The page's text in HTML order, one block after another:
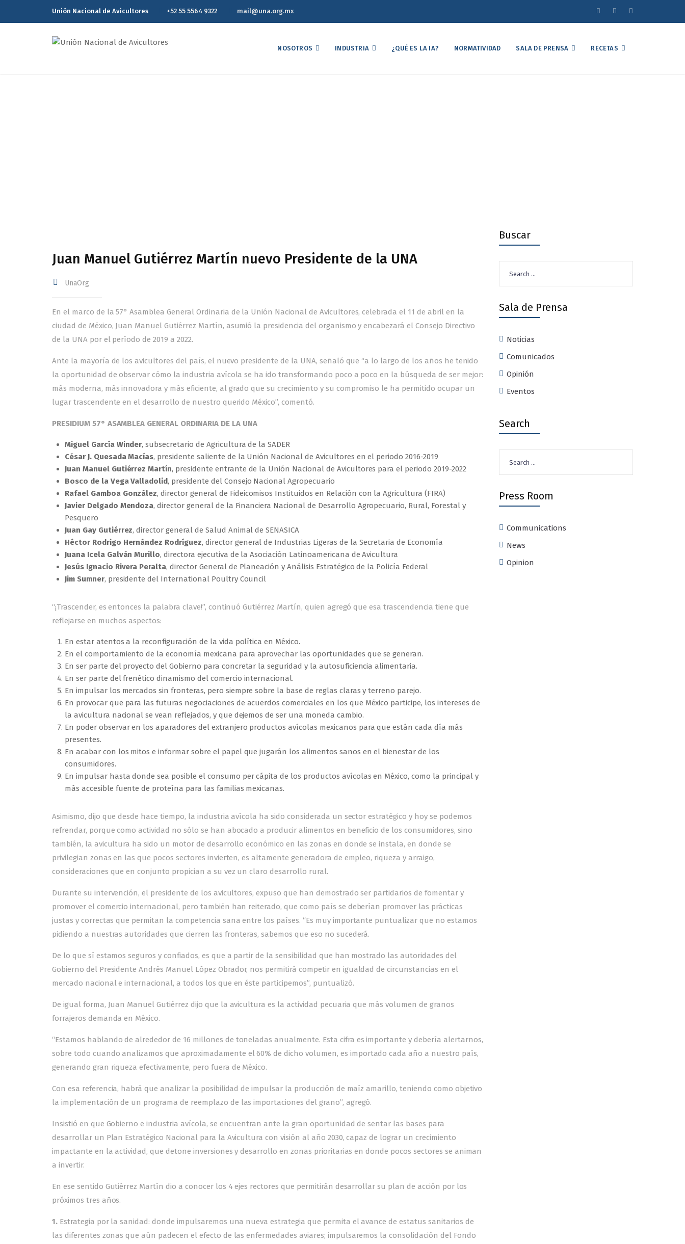
Unión Nacional de Avicultores +52 55 5564 9322 mail@una.org.mx
NOSOTROS INDUSTRIA ¿QUÉ ES LA IA? NORMATIVIDAD SALA DE PRENSA RECETAS
Juan Manuel Gutiérrez Martín nuevo Presidente de la UNA
UnaOrg
En el marco de la 57° Asamblea General Ordinaria de la Unión Nacional de Avicultores, celebrada el 11 de abril en la
ciudad de México, Juan Manuel Gutiérrez Martín, asumió la presidencia del organismo y encabezará el Consejo Directivo
de la UNA por el período de 2019 a 2022.
Ante la mayoría de los avicultores del país, el nuevo presidente de la UNA, señaló que “a lo largo de los años he tenido
la oportunidad de observar cómo la industria avícola se ha ido transformando poco a poco en la búsqueda de ser mejor:
más moderna, más innovadora y más eficiente, al grado que su crecimiento y su compromiso le ha permitido ocupar un
lugar trascendente en el desarrollo de nuestro querido México”, comentó.
PRESIDIUM 57° ASAMBLEA GENERAL ORDINARIA DE LA UNA
Miguel García Winder, subsecretario de Agricultura de la SADER
César J. Quesada Macías, presidente saliente de la Unión Nacional de Avicultores en el periodo 2016-2019
Juan Manuel Gutiérrez Martín, presidente entrante de la Unión Nacional de Avicultores para el periodo 2019-2022
Bosco de la Vega Valladolid, presidente del Consejo Nacional Agropecuario
Rafael Gamboa González, director general de Fideicomisos Instituidos en Relación con la Agricultura (FIRA)
Javier Delgado Mendoza, director general de la Financiera Nacional de Desarrollo Agropecuario, Rural, Forestal y
Pesquero
Juan Gay Gutiérrez, director general de Salud Animal de SENASICA
Héctor Rodrigo Hernández Rodríguez, director general de Industrias Ligeras de la Secretaria de Economía
Juana Icela Galván Murillo, directora ejecutiva de la Asociación Latinoamericana de Avicultura
Jesús Ignacio Rivera Peralta, director General de Planeación y Análisis Estratégico de la Policía Federal
Jim Sumner, presidente del International Poultry Council
“¡Trascender, es entonces la palabra clave!”, continuó Gutiérrez Martín, quien agregó que esa trascendencia tiene que
reflejarse en muchos aspectos:
En estar atentos a la reconfiguración de la vida política en México.
En el comportamiento de la economía mexicana para aprovechar las oportunidades que se generan.
En ser parte del proyecto del Gobierno para concretar la seguridad y la autosuficiencia alimentaria.
En ser parte del frenético dinamismo del comercio internacional.
En impulsar los mercados sin fronteras, pero siempre sobre la base de reglas claras y terreno parejo.
En provocar que para las futuras negociaciones de acuerdos comerciales en los que México participe, los intereses de
la avicultura nacional se vean reflejados, y que dejemos de ser una moneda cambio.
En poder observar en los aparadores del extranjero productos avícolas mexicanos para que están cada día más
presentes.
En acabar con los mitos e informar sobre el papel que jugarán los alimentos sanos en el bienestar de los
consumidores.
En impulsar hasta donde sea posible el consumo per cápita de los productos avícolas en México, como la principal y
más accesible fuente de proteína para las familias mexicanas.
Asimismo, dijo que desde hace tiempo, la industria avícola ha sido considerada un sector estratégico y hoy se podemos
refrendar, porque como actividad no sólo se han abocado a producir alimentos en beneficio de los consumidores, sino
también, la avicultura ha sido un motor de desarrollo económico en las zonas en donde se instala, en donde se
privilegian zonas en las que pocos sectores invierten, es altamente generadora de empleo, riqueza y arraigo,
consideraciones que en conjunto propician a su vez un claro desarrollo rural.
Durante su intervención, el presidente de los avicultores, expuso que han demostrado ser partidarios de fomentar y
promover el comercio internacional, pero también han reiterado, que como país se deberían promover las prácticas
justas y correctas que permitan la competencia sana entre los países. “Es muy importante puntualizar que no estamos
pidiendo a nuestras autoridades que cierren las fronteras, sabemos que eso no sucederá.
De lo que sí estamos seguros y confiados, es que a partir de la sensibilidad que han mostrado las autoridades del
Gobierno del Presidente Andrés Manuel López Obrador, nos permitirá competir en igualdad de circunstancias en el
mercado nacional e internacional, a todos los que en éste participemos”, puntualizó.
De igual forma, Juan Manuel Gutiérrez dijo que la avicultura es la actividad pecuaria que más volumen de granos
forrajeros demanda en México.
“Estamos hablando de alrededor de 16 millones de toneladas anualmente. Esta cifra es importante y debería alertarnos,
sobre todo cuando analizamos que aproximadamente el 60% de dicho volumen, es importado cada año a nuestro país,
generando gran riqueza efectivamente, pero fuera de México.
Con esa referencia, habrá que analizar la posibilidad de impulsar la producción de maíz amarillo, teniendo como objetivo
la implementación de un programa de reemplazo de las importaciones del grano”, agregó.
Insistió en que Gobierno e industria avícola, se encuentran ante la gran oportunidad de sentar las bases para
desarrollar un Plan Estratégico Nacional para la Avicultura con visión al año 2030, capaz de lograr un crecimiento
impactante en la actividad, que detone inversiones y desarrollo en zonas prioritarias en donde pocos sectores se animan
a invertir.
En ese sentido Gutiérrez Martín dio a conocer los 4 ejes rectores que permitirán desarrollar su plan de acción por los
próximos tres años.
1.Estrategia por la sanidad: donde impulsaremos una nueva estrategia que permita el avance de estatus sanitarios de
las diferentes zonas que aún padecen el efecto de las enfermedades aviares; impulsaremos la consolidación del Fondo
Buscar
for:
Sala de Prensa
Noticias
Comunicados
Opinión
Eventos
Search
for:
Press Room
Communications
News
Opinion